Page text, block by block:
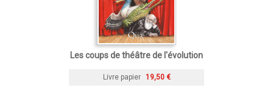
Les coups de théâtre de l'évolution
Livre papier 19,50 €